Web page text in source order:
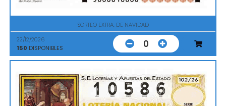
SORTEO EXTRA. DE NAVIDAD
22/12/2026
150 DISPONIBLES 0